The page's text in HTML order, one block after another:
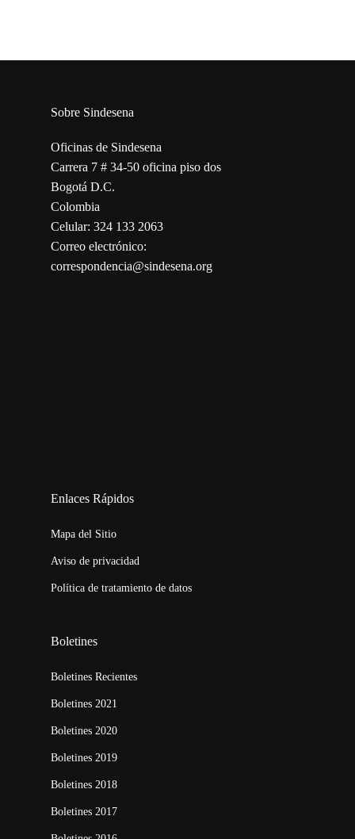
Sobre Sindesena
Oficinas de Sindesena
Carrera 7 # 34-50 oficina piso dos
Bogotá D.C.
Colombia
Celular: 324 133 2063
Correo electrónico:
correspondencia@sindesena.org
Enlaces Rápidos
Mapa del Sitio
Aviso de privacidad
Política de tratamiento de datos
Boletines
Boletines Recientes
Boletines 2021
Boletines 2020
Boletines 2019
Boletines 2018
Boletines 2017